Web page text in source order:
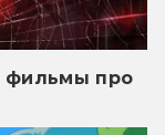
фильмы про